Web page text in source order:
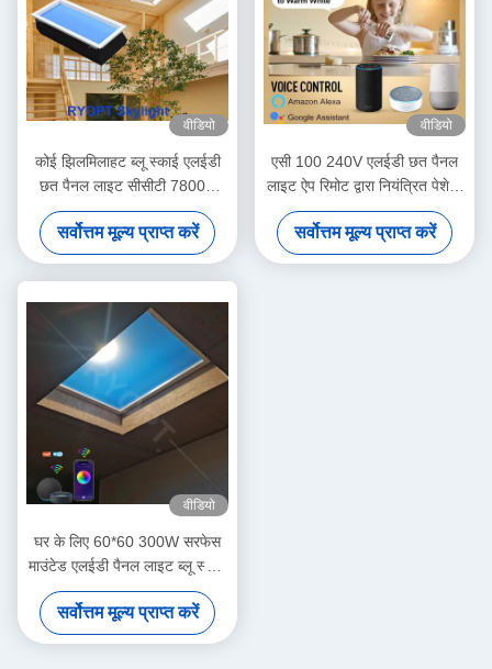
वीडियो
कोई झिलमिलाहट ब्लू स्काई एलईडी
छत पैनल लाइट सीसीटी 7800K
प्रैक्टिकल
सर्वोत्तम मूल्य प्राप्त करें
वीडियो
एसी 100 240V एलईडी छत पैनल
लाइट ऐप रिमोट द्वारा नियंत्रित पेशेवर
वाणिज्यिक प्रकाश व्यवस्था के लिए
डिज़ाइन किया गया
सर्वोत्तम मूल्य प्राप्त करें
वीडियो
घर के लिए 60*60 300W सरफेस
माउंटेड एलईडी पैनल लाइट ब्लू स्काई
लैंप
सर्वोत्तम मूल्य प्राप्त करें